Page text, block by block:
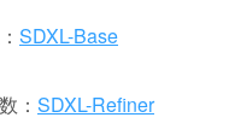
SDXL-Base
： SDXL-Refiner